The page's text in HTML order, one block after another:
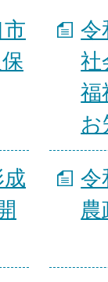
令
社
福
令
農